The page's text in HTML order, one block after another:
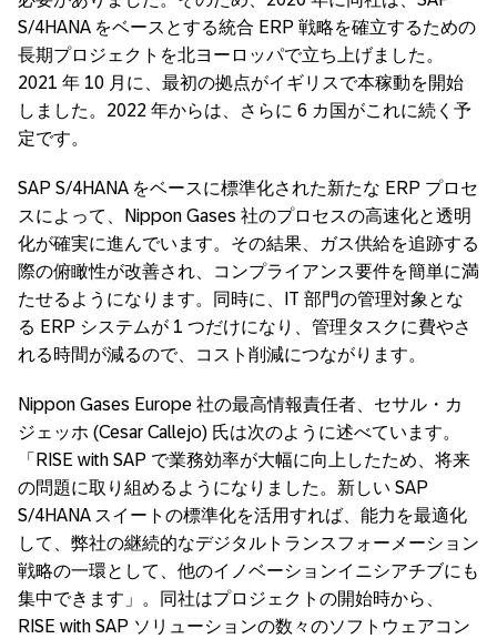
S/4HANA をベースとする統合 ERP 戦略を確立するための
長期プロジェクトを北ヨーロッパで立ち上げました。
2021 年 10 月に、最初の拠点がイギリスで本稼動を開始
しました。2022 年からは、さらに 6 カ国がこれに続く予
定です。
SAP S/4HANA をベースに標準化された新たな ERP プロセ
スによって、Nippon Gases 社のプロセスの高速化と透明
化が確実に進んでいます。その結果、ガス供給を追跡する
際の俯瞰性が改善され、コンプライアンス要件を簡単に満
たせるようになります。同時に、IT 部門の管理対象とな
る ERP システムが 1 つだけになり、管理タスクに費やさ
れる時間が減るので、コスト削減につながります。
Nippon Gases Europe 社の最高情報責任者、セサル・カ
ジェッホ (Cesar Callejo) 氏は次のように述べています。
「RISE with SAP で業務効率が大幅に向上したため、将来
の問題に取り組めるようになりました。新しい SAP
S/4HANA スイートの標準化を活用すれば、能力を最適化
して、弊社の継続的なデジタルトランスフォーメーション
戦略の一環として、他のイノベーションイニシアチブにも
集中できます」。同社はプロジェクトの開始時から、
RISE with SAP ソリューションの数々のソフトウェアコン